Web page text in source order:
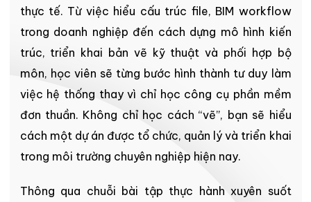
thực tế. Từ việc hiểu cấu trúc file, BIM workflow
trong doanh nghiệp đến cách dựng mô hình kiến
trúc, triển khai bản vẽ kỹ thuật và phối hợp bộ
môn, học viên sẽ từng bước hình thành tư duy làm
việc hệ thống thay vì chỉ học công cụ phần mềm
đơn thuần. Không chỉ học cách “vẽ”, bạn sẽ hiểu
cách một dự án được tổ chức, quản lý và triển khai
trong môi trường chuyên nghiệp hiện nay.
Thông qua chuỗi bài tập thực hành xuyên suốt